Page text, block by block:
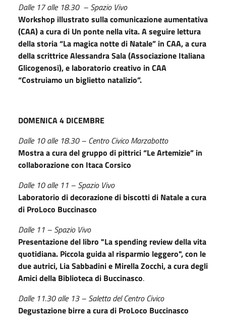
Dalle 17 alle 18.30 – Spazio Vivo
Workshop illustrato sulla comunicazione aumentativa
(CAA) a cura di Un ponte nella vita. A seguire lettura
della storia “La magica notte di Natale” in CAA, a cura
della scrittrice Alessandra Sala (Associazione Italiana
Glicogenosi), e laboratorio creativo in CAA
“Costruiamo un biglietto natalizio”.
DOMENICA 4 DICEMBRE
Dalle 10 alle 18.30 – Centro Civico Marzabotto
Mostra a cura del gruppo di pittrici “Le Artemizie” in
collaborazione con Itaca Corsico
Dalle 10 alle 11 – Spazio Vivo
Laboratorio di decorazione di biscotti di Natale a cura
di ProLoco Buccinasco
Dalle 11 – Spazio Vivo
Presentazione del libro "La spending review della vita
quotidiana. Piccola guida al risparmio leggero", con le
due autrici, Lia Sabbadini e Mirella Zocchi, a cura degli
Amici della Biblioteca di Buccinasco.
Dalle 11.30 alle 13 – Saletta del Centro Civico
Degustazione birre a cura di ProLoco Buccinasco